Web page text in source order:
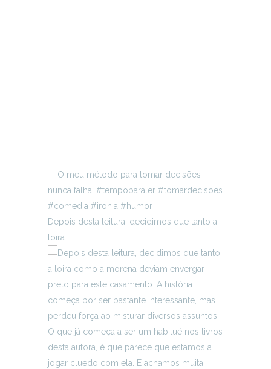
Depois desta leitura, decidimos que tanto a
loira